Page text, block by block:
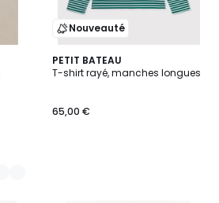
Nouveauté
PETIT BATEAU
T-shirt rayé, manches longues
65,00 €